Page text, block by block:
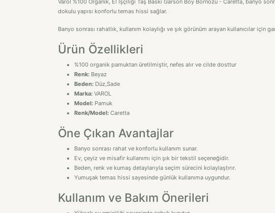
Varol %100 Organik, El İşçiliği Taş Baskı Garson Boy Bornozu - Caretta, banyo
dokulu yapısı konforlu temas hissi sağlar.
Banyo sonrası rahatlık, kullanım kolaylığı ve şık görünüm arayan kullanıcılar için
Ürün Özellikleri
%100 organik pamuktan üretilmiştir, nefes alır ve cilde dosttur
Renk: Beyaz
Beden: Düz,Sade
Marka: VAROL
Model: Pamuk
Renk/Model: Caretta
Öne Çıkan Avantajlar
Banyo sonrası rahat ve konforlu kullanım sunar.
Ev, çeyiz ve misafir kullanımı için şık bir tekstil seçeneğidir.
Beden, renk ve kumaş detaylarıyla seçim sürecini kolaylaştırır.
Yumuşak temas hissi sayesinde günlük kullanıma uygundur.
Kullanım ve Bakım Önerileri